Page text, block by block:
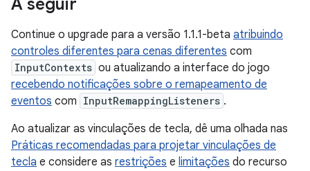
A seguir
Continue o upgrade para a versão 1.1.1-beta atribuindo
controles diferentes para cenas diferentes com
InputContexts ou atualizando a interface do jogo
recebendo notificações sobre o remapeamento de
eventos com InputRemappingListeners .
Ao atualizar as vinculações de tecla, dê uma olhada nas
Práticas recomendadas para projetar vinculações de
tecla e considere as restrições e limitações do recurso